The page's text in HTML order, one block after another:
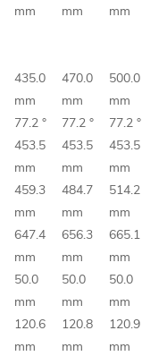
mm mm
mm
435.0
mm
470.0
mm
500.0
mm
77.2 ° 77.2 °
77.2 °
453.5
mm
453.5
mm
453.5
mm
459.3
mm
484.7
mm
514.2
mm
647.4
mm
656.3
mm
665.1
mm
50.0
mm
50.0
mm
50.0
mm
120.6
mm
120.8
mm
120.9
mm